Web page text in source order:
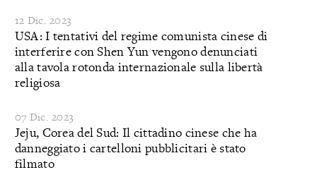
12 Dic. 2023
USA: I tentativi del regime comunista cinese di
interferire con Shen Yun vengono denunciati
alla tavola rotonda internazionale sulla libertà
religiosa
07 Dic. 2023
Jeju, Corea del Sud: Il cittadino cinese che ha
danneggiato i cartelloni pubblicitari è stato
filmato